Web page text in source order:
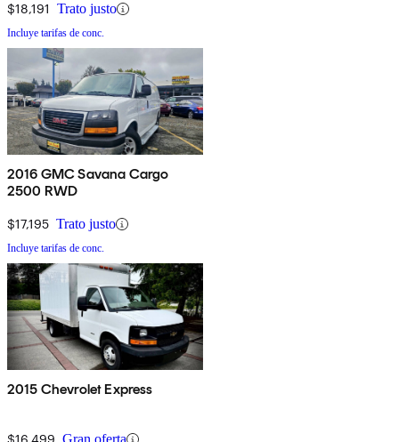
$18,191 Trato justo
Incluye tarifas de conc.
2016 GMC Savana Cargo
2500 RWD
$17,195 Trato justo
Incluye tarifas de conc.
2015 Chevrolet Express